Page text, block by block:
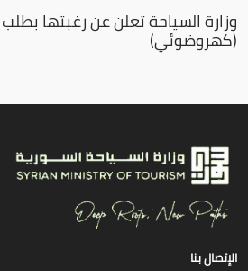
وزارة السياحة تعلن عن رغبتها
(كهروضوئي)
الإتصال بنا